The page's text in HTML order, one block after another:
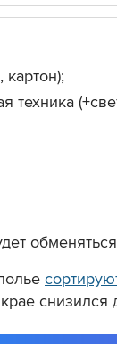
картон);
техника
снизился